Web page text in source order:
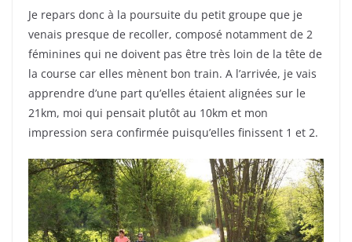
Je repars donc à la poursuite du petit groupe que je
venais presque de recoller, composé notamment de 2
féminines qui ne doivent pas être très loin de la tête de
la course car elles mènent bon train. A l’arrivée, je vais
apprendre d’une part qu’elles étaient alignées sur le
21km, moi qui pensait plutôt au 10km et mon
impression sera confirmée puisqu’elles finissent 1 et 2.